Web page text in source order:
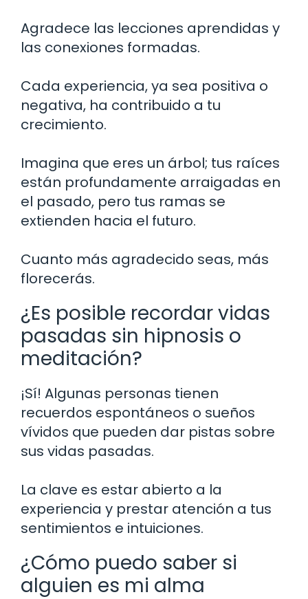
Agradece las lecciones aprendidas y
las conexiones formadas.
Cada experiencia, ya sea positiva o
negativa, ha contribuido a tu
crecimiento.
Imagina que eres un árbol; tus raíces
están profundamente arraigadas en
el pasado, pero tus ramas se
extienden hacia el futuro.
Cuanto más agradecido seas, más
florecerás.
¿Es posible recordar vidas
pasadas sin hipnosis o
meditación?
¡Sí! Algunas personas tienen
recuerdos espontáneos o sueños
vívidos que pueden dar pistas sobre
sus vidas pasadas.
La clave es estar abierto a la
experiencia y prestar atención a tus
sentimientos e intuiciones.
¿Cómo puedo saber si
alguien es mi alma